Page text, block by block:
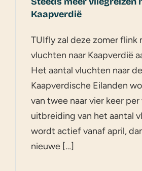
Kaapverdië
TUIfly zal deze zomer flink
vluchten naar Kaapverdië
Het aantal vluchten naar de
Kaapverdische Eilanden
van twee naar vier keer per
uitbreiding van het aantal
wordt actief vanaf april,
nieuwe […]